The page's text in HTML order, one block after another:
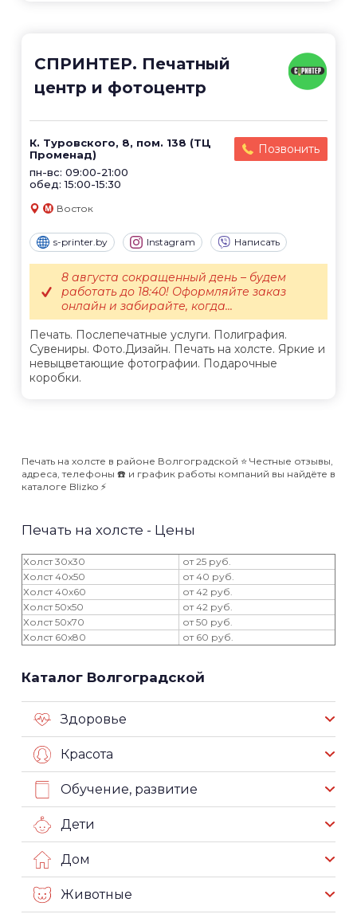
СПРИНТЕР. Печатный
центр и фотоцентр
К. Туровского, 8, пом. 138 (ТЦ
Променад)
пн-вс: 09:00-21:00
обед: 15:00-15:30
Позвонить
Восток
s-printer.by Instagram Написать
Печать. Послепечатные услуги. Полиграфия.
Сувениры. Фото.Дизайн. Печать на холсте. Яркие и
невыцветающие фотографии. Подарочные
коробки.
8 августа сокращенный день – будем
работать до 18:40! Оформляйте заказ
онлайн и забирайте, когда...
Печать на холсте в районе Волгоградской ⭐️ Честные отзывы,
адреса, телефоны ☎️ и график работы компаний вы найдёте в
каталоге Blizko ⚡️
Печать на холсте - Цены
Холст 30х30
от 25 руб.
Холст 40х50
от 40 руб.
Холст 40х60
от 42 руб.
Холст 50х50
от 42 руб.
Холст 50х70
от 50 руб.
Холст 60х80
от 60 руб.
Каталог Волгоградской
Здоровье
Красота
Обучение, развитие
Дети
Дом
Животные